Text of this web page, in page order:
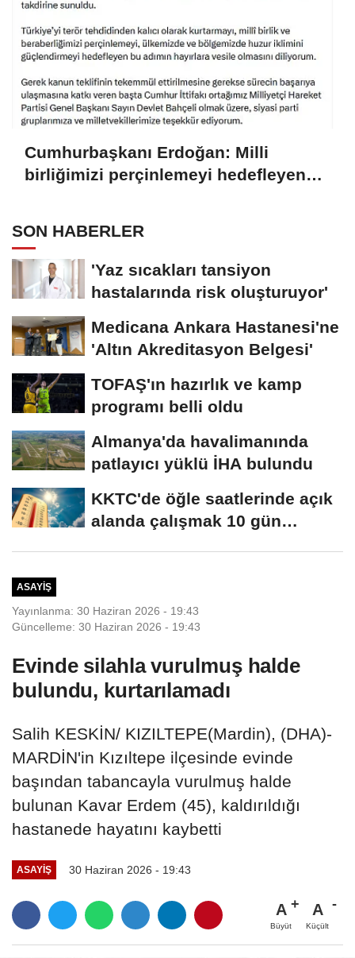
Cumhurbaşkanı Erdoğan: Milli
birliğimizi perçinlemeyi hedefleyen
SON HABERLER
'Yaz sıcakları tansiyon
hastalarında risk oluşturuyor'
Medicana Ankara Hastanesi'ne
'Altın Akreditasyon Belgesi'
TOFAŞ'ın hazırlık ve kamp
programı belli oldu
Almanya'da havalimanında
patlayıcı yüklü İHA bulundu
KKTC'de öğle saatlerinde açık
alanda çalışmak 10 gün
ASAYIŞ
Yayınlanma: 30 Haziran 2026 - 19:43
Güncelleme: 30 Haziran 2026 - 19:43
Evinde silahla vurulmuş halde
bulundu, kurtarılamadı
Salih KESKİN/ KIZILTEPE(Mardin), (DHA)-
MARDİN'in Kızıltepe ilçesinde evinde
başından tabancayla vurulmuş halde
bulunan Kavar Erdem (45), kaldırıldığı
hastanede hayatını kaybetti
ASAYIŞ 30 Haziran 2026 - 19:43
A
Büyüt
A
Küçült